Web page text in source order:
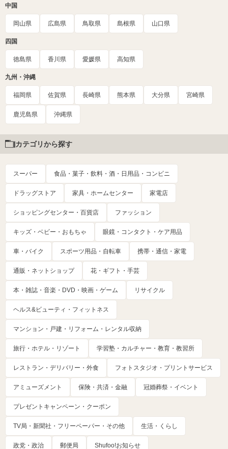
中国
岡山県 広島県 鳥取県 島根県 山口県
四国
徳島県 香川県 愛媛県 高知県
九州・沖縄
福岡県 佐賀県 長崎県 熊本県 大分県 宮崎県
鹿児島県 沖縄県
カテゴリから探す
スーパー 食品・菓子・飲料・酒・日用品・コンビニ
ドラッグストア 家具・ホームセンター 家電店
ショッピングセンター・百貨店 ファッション
キッズ・ベビー・おもちゃ 眼鏡・コンタクト・ケア用品
車・バイク スポーツ用品・自転車 携帯・通信・家電
通販・ネットショップ 花・ギフト・手芸
本・雑誌・音楽・DVD・映画・ゲーム リサイクル
ヘルス&ビューティ・フィットネス
マンション・戸建・リフォーム・レンタル収納
旅行・ホテル・リゾート 学習塾・カルチャー・教育・教習所
レストラン・デリバリー・外食 フォトスタジオ・プリントサービス
アミューズメント 保険・共済・金融 冠婚葬祭・イベント
プレゼントキャンペーン・クーポン
TV局・新聞社・フリーペーパー・その他 生活・くらし
政党・政治 郵便局 Shufoo!お知らせ